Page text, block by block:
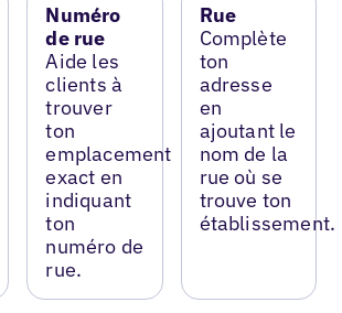
Numéro
de rue
Aide les
clients à
trouver
ton
emplacement
exact en
indiquant
ton
numéro de
rue.
Rue
Complète
ton
adresse
en
ajoutant le
nom de la
rue où se
trouve ton
établissement.